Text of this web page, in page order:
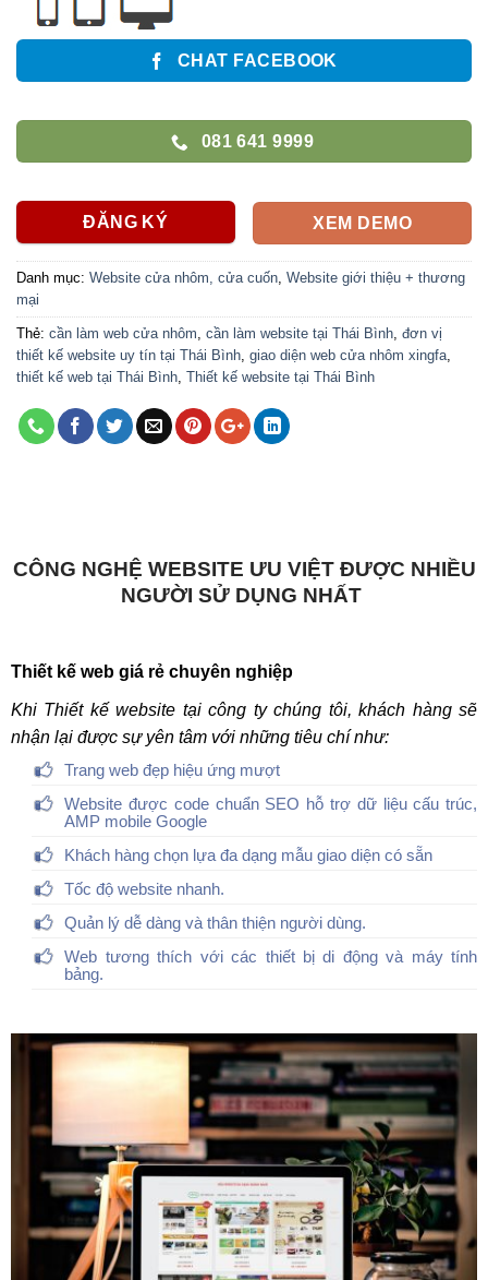
CHAT FACEBOOK
081 641 9999
ĐĂNG KÝ XEM DEMO
Danh mục: Website cửa nhôm, cửa cuốn Website giới thiệu + thương
mại
Thẻ: cần làm web cửa nhôm cần làm website tại Thái Bình đơn vị
thiết kế website uy tín tại Thái Bình giao diện web cửa nhôm xingfa
thiết kế web tại Thái Bình Thiết kế website tại Thái Bình
CÔNG NGHỆ WEBSITE ƯU VIỆT ĐƯỢC NHIỀU
NGƯỜI SỬ DỤNG NHẤT
Thiết kế web giá rẻ chuyên nghiệp
Khi Thiết kế website tại công ty chúng tôi, khách hàng sẽ
nhận lại được sự yên tâm với những tiêu chí như:
Trang web đẹp hiệu ứng mượt
Website được code chuẩn SEO hỗ trợ dữ liệu cấu trúc,
AMP mobile Google
Khách hàng chọn lựa đa dạng mẫu giao diện có sẵn
Tốc độ website nhanh.
Quản lý dễ dàng và thân thiện người dùng.
Web tương thích với các thiết bị di động và máy tính
bảng.